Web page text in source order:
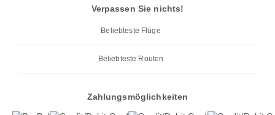
Verpassen Sie nichts!
Beliebteste Flüge
Beliebteste Routen
Zahlungsmöglichkeiten